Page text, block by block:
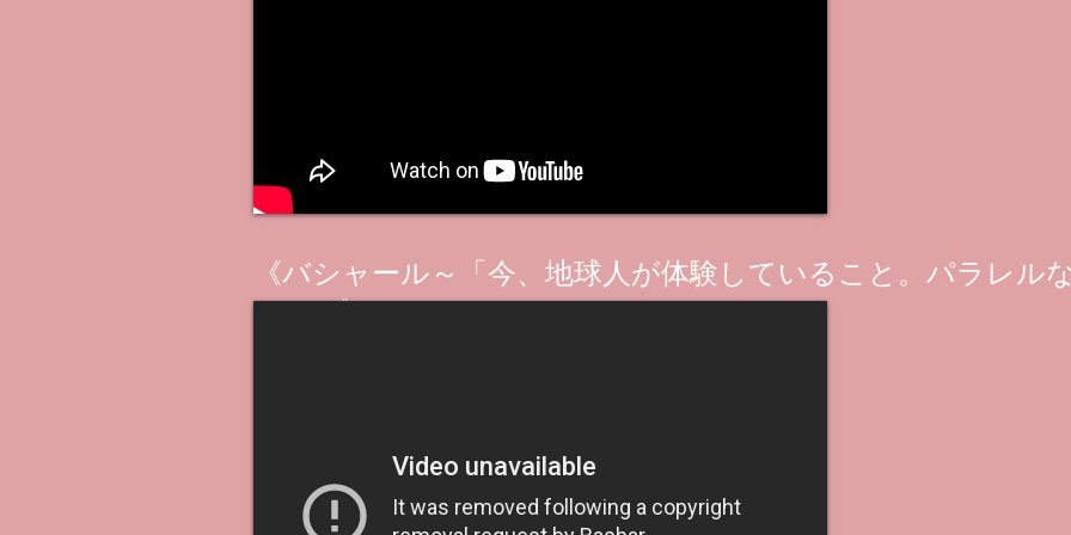
《バシャール～「今、地球人が体験していること。パラレル
は？」》